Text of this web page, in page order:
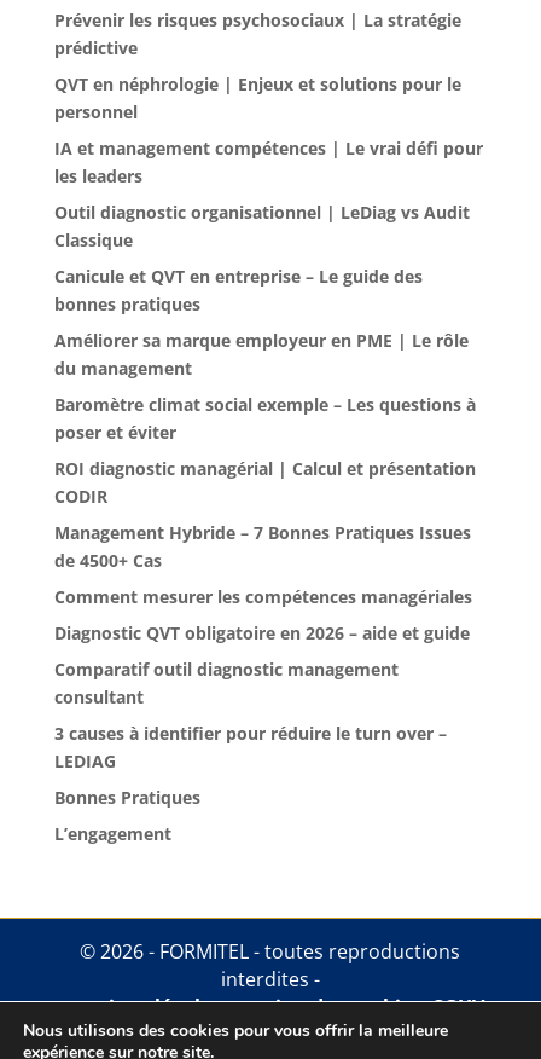
Prévenir les risques psychosociaux | La stratégie
prédictive
QVT en néphrologie | Enjeux et solutions pour le
personnel
IA et management compétences | Le vrai défi pour
les leaders
Outil diagnostic organisationnel | LeDiag vs Audit
Classique
Canicule et QVT en entreprise – Le guide des
bonnes pratiques
Améliorer sa marque employeur en PME | Le rôle
du management
Baromètre climat social exemple – Les questions à
poser et éviter
ROI diagnostic managérial | Calcul et présentation
CODIR
Management Hybride – 7 Bonnes Pratiques Issues
de 4500+ Cas
Comment mesurer les compétences managériales
Diagnostic QVT obligatoire en 2026 – aide et guide
Comparatif outil diagnostic management
consultant
3 causes à identifier pour réduire le turn over –
LEDIAG
Bonnes Pratiques
L’engagement
© 2026 - FORMITEL - toutes reproductions
interdites -
mentions légales.gestion des cookies.CGUV
Nous utilisons des cookies pour vous offrir la meilleure
expérience sur notre site.